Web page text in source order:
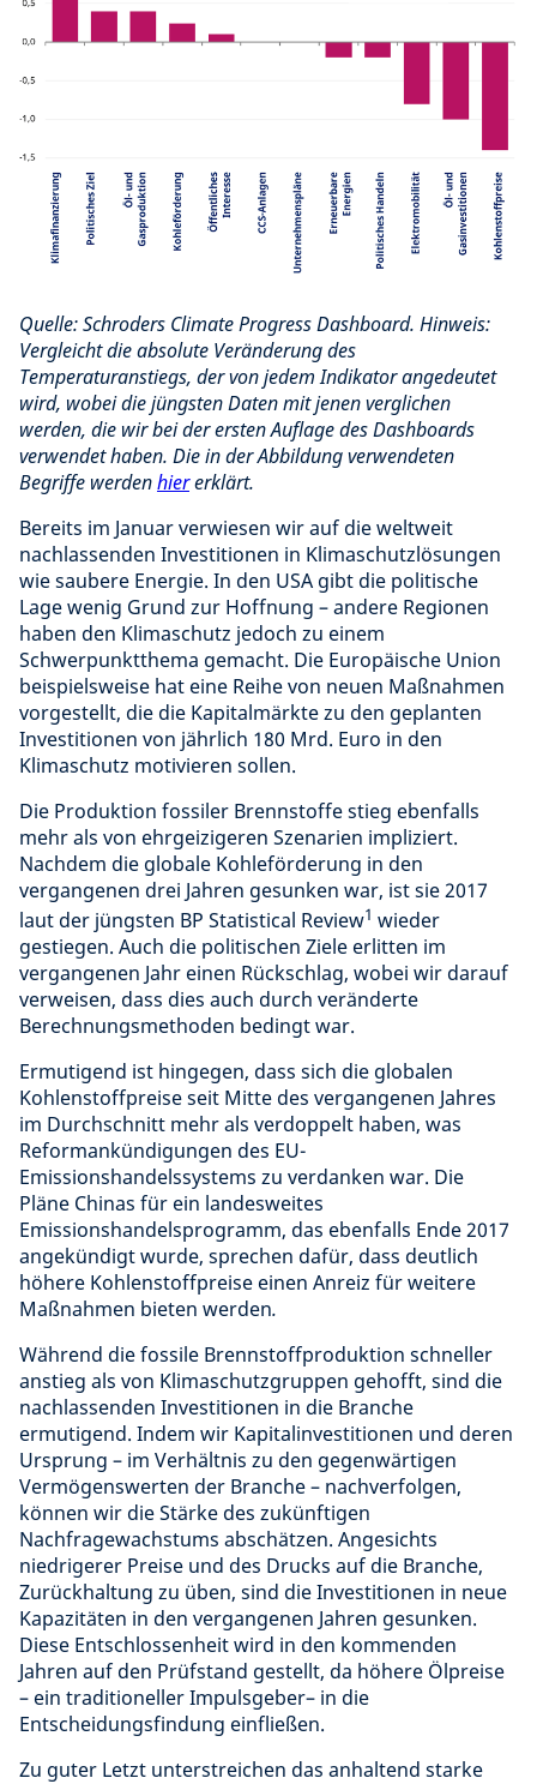
Quelle: Schroders Climate Progress Dashboard. Hinweis:
Vergleicht die absolute Veränderung des
Temperaturanstiegs, der von jedem Indikator angedeutet
wird, wobei die jüngsten Daten mit jenen verglichen
werden, die wir bei der ersten Auflage des Dashboards
verwendet haben. Die in der Abbildung verwendeten
Begriffe werdenhiererklärt.
Bereits im Januar verwiesen wir auf die weltweit
nachlassenden Investitionen in Klimaschutzlösungen
wie saubere Energie. In den USA gibt die politische
Lage wenig Grund zur Hoffnung – andere Regionen
haben den Klimaschutz jedoch zu einem
Schwerpunktthema gemacht. Die Europäische Union
beispielsweise hat eine Reihe von neuen Maßnahmen
vorgestellt, die die Kapitalmärkte zu den geplanten
Investitionen von jährlich 180 Mrd. Euro in den
Klimaschutz motivieren sollen.
Die Produktion fossiler Brennstoffe stieg ebenfalls
mehr als von ehrgeizigeren Szenarien impliziert.
Nachdem die globale Kohleförderung in den
vergangenen drei Jahren gesunken war, ist sie 2017
laut der jüngsten BP Statistical Review1 wieder
gestiegen. Auch die politischen Ziele erlitten im
vergangenen Jahr einen Rückschlag, wobei wir darauf
verweisen, dass dies auch durch veränderte
Berechnungsmethoden bedingt war.
Ermutigend ist hingegen, dass sich die globalen
Kohlenstoffpreise seit Mitte des vergangenen Jahres
im Durchschnitt mehr als verdoppelt haben, was
Reformankündigungen des EU-
Emissionshandelssystems zu verdanken war. Die
Pläne Chinas für ein landesweites
Emissionshandelsprogramm, das ebenfalls Ende 2017
angekündigt wurde, sprechen dafür, dass deutlich
höhere Kohlenstoffpreise einen Anreiz für weitere
Maßnahmen bieten werden.
Während die fossile Brennstoffproduktion schneller
anstieg als von Klimaschutzgruppen gehofft, sind die
nachlassenden Investitionen in die Branche
ermutigend. Indem wir Kapitalinvestitionen und deren
Ursprung – im Verhältnis zu den gegenwärtigen
Vermögenswerten der Branche – nachverfolgen,
können wir die Stärke des zukünftigen
Nachfragewachstums abschätzen. Angesichts
niedrigerer Preise und des Drucks auf die Branche,
Zurückhaltung zu üben, sind die Investitionen in neue
Kapazitäten in den vergangenen Jahren gesunken.
Diese Entschlossenheit wird in den kommenden
Jahren auf den Prüfstand gestellt, da höhere Ölpreise
– ein traditioneller Impulsgeber– in die
Entscheidungsfindung einfließen.
Zu guter Letzt unterstreichen das anhaltend starke